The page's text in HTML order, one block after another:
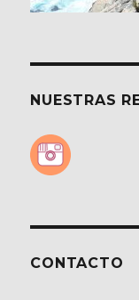
NUESTRAS
CONTACTO